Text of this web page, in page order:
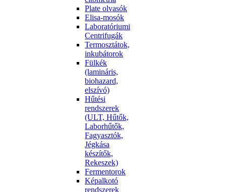
Plate olvasók
Elisa-mosók
Laboratóriumi
Centrifugák
Termosztátok,
inkubátorok
Fülkék
(lamináris,
biohazard,
elszívó)
Hűtési
rendszerek
(ULT, Hűtők,
Laborhűtők,
Fagyasztók,
Jégkása
készítők,
Rekeszek)
Fermentorok
Képalkotó
rendszerek